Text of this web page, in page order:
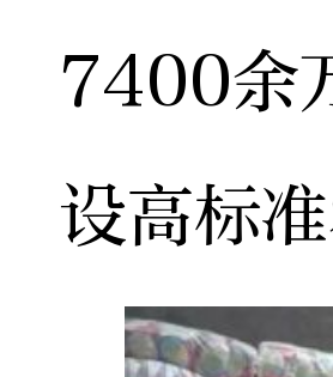
7400余
设高标